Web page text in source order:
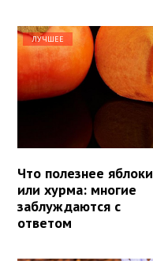
ЛУЧШЕЕ
Что полезнее яблоки
или хурма: многие
заблуждаются с
ответом